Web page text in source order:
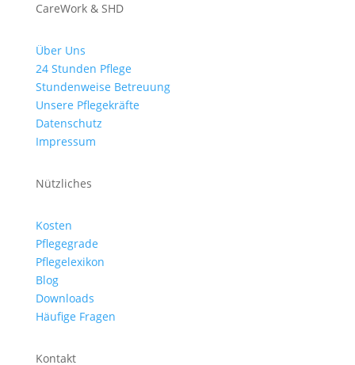
CareWork & SHD
Über Uns
24 Stunden Pflege
Stundenweise Betreuung
Unsere Pflegekräfte
Datenschutz
Impressum
Nützliches
Kosten
Pflegegrade
Pflegelexikon
Blog
Downloads
Häufige Fragen
Kontakt